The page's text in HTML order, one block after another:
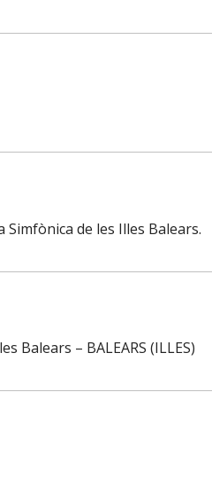
de les Illes Balears.
Balears – BALEARS (ILLES)